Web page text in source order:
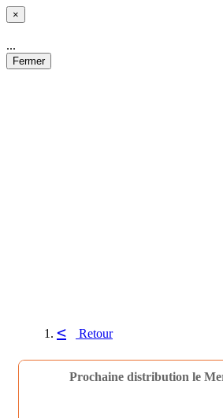
×
...
Fermer
< Retour
Prochaine distribution le